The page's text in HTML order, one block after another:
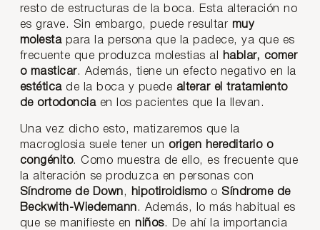
resto de estructuras de la boca. Esta alteración no
es grave. Sin embargo, puede resultar muy
molesta para la persona que la padece, ya que es
frecuente que produzca molestias al
hablar, comer
o masticar. Además, tiene un efecto negativo en la
estética de la boca y puede alterar el tratamiento
de ortodonciaen los pacientes que la llevan.
Una vez dicho esto, matizaremos que la
macroglosia suele tener un origen hereditario o
congénito. Como muestra de ello, es frecuente que
la alteración se produzca en personas con
Síndrome de Down , hipotiroidismo o Síndrome de
Beckwith-Wiedemann . Además, lo más habitual es
que se manifieste en niños. De ahí la importancia